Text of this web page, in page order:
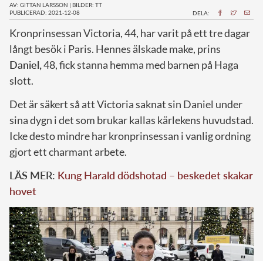
AV: GITTAN LARSSON | BILDER: TT
PUBLICERAD: 2021-12-08
DELA:
Kronprinsessan Victoria, 44, har varit på ett tre dagar
långt besök i Paris. Hennes älskade make, prins
Daniel,48, fick stanna hemma med barnen på Haga
slott.
Det är säkert så att Victoria saknat sin Daniel under
sina dygn i det som brukar kallas kärlekens huvudstad.
Icke desto mindre har kronprinsessan i vanlig ordning
gjort ett charmant arbete.
LÄS MER: Kung Harald dödshotad – beskedet skakar
hovet